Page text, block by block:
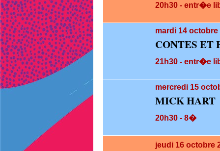
20h30 - entr�e
mardi 14 octobre
CONTES ET
21h30 - entr�e
mercredi 15
MICK HART
20h30 - 8�
jeudi 16 octobre